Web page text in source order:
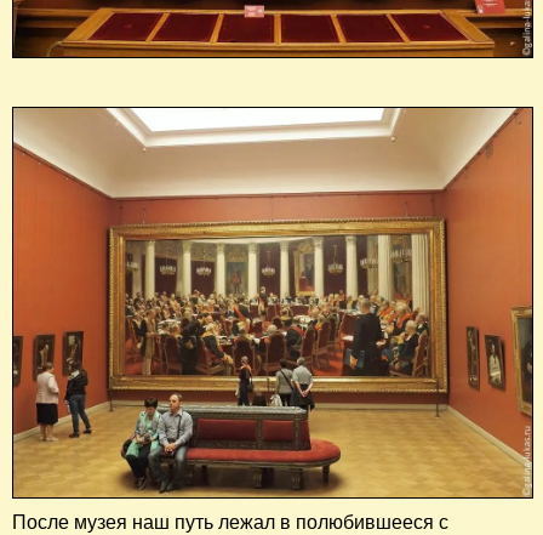
После музея наш путь лежал в полюбившееся с